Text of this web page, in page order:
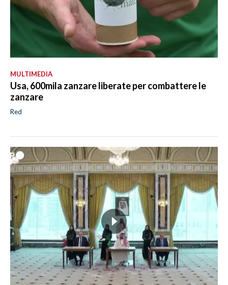
MULTIMEDIA
Usa, 600mila zanzare liberate per combattere le
zanzare
Red